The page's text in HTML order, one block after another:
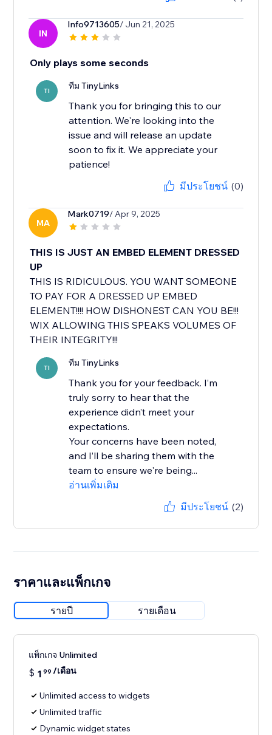
IN
Info9713605/ Jun 21, 2025
Only plays some seconds
TI ทีม TinyLinks
Thank you for bringing this to our
attention. We're looking into the
issue and will release an update
soon to fix it. We appreciate your
มีประโยชน์ (0)
MA
Mark0719/ Apr 9, 2025
THIS IS JUST AN EMBED ELEMENT DRESSED
UP
THIS IS RIDICULOUS. YOU WANT SOMEONE
TO PAY FOR A DRESSED UP EMBED
ELEMENT!!!! HOW DISHONEST CAN YOU BE!!!
WIX ALLOWING THIS SPEAKS VOLUMES OF
THEIR INTEGRITY!!!
TI ทีม TinyLinks
Thank you for your feedback. I’m
truly sorry to hear that the
experience didn’t meet your
expectations.
Your concerns have been noted,
and I’ll be sharing them with the
team to ensure we're being...
อ่านเพิ่มเติม
มีประโยชน์ (2)
ราคาและแพ็กเกจ
รายปี รายเดือน
แพ็กเกจ Unlimited
$ 1 99 /เดือน
Unlimited access to widgets
Unlimited traffic
Dynamic widget states